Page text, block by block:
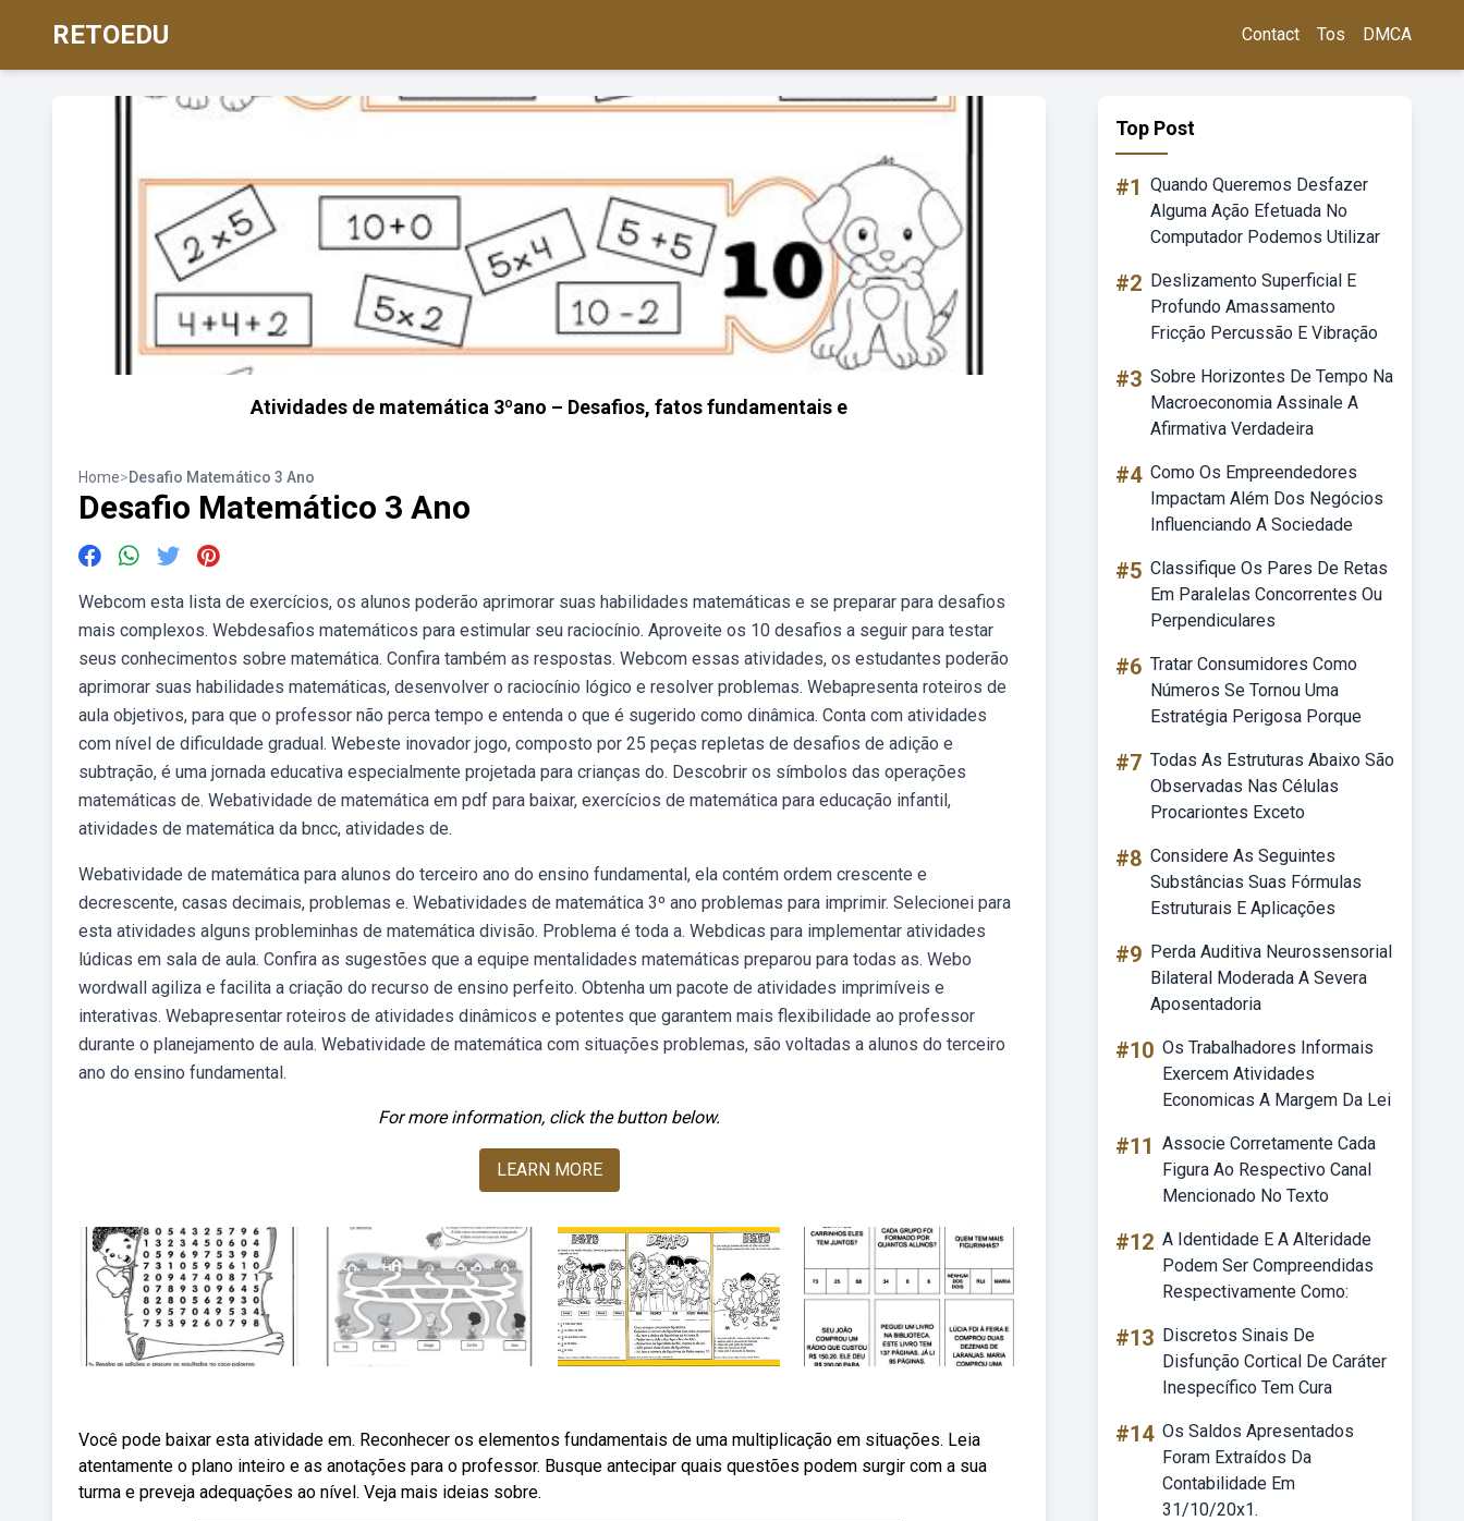
RETOEDU Contact Tos DMCA
Atividades de matemática 3ºano – Desafios, fatos fundamentais e
Home>Desafio Matemático 3 Ano
Desafio Matemático 3 Ano
Webcom esta lista de exercícios, os alunos poderão aprimorar suas habilidades matemáticas e se preparar para desafios
mais complexos. Webdesafios matemáticos para estimular seu raciocínio. Aproveite os 10 desafios a seguir para testar
seus conhecimentos sobre matemática. Confira também as respostas. Webcom essas atividades, os estudantes poderão
aprimorar suas habilidades matemáticas, desenvolver o raciocínio lógico e resolver problemas. Webapresenta roteiros de
aula objetivos, para que o professor não perca tempo e entenda o que é sugerido como dinâmica. Conta com atividades
com nível de dificuldade gradual. Webeste inovador jogo, composto por 25 peças repletas de desafios de adição e
subtração, é uma jornada educativa especialmente projetada para crianças do. Descobrir os símbolos das operações
matemáticas de. Webatividade de matemática em pdf para baixar, exercícios de matemática para educação infantil,
atividades de matemática da bncc, atividades de.
Webatividade de matemática para alunos do terceiro ano do ensino fundamental, ela contém ordem crescente e
decrescente, casas decimais, problemas e. Webatividades de matemática 3º ano problemas para imprimir. Selecionei para
esta atividades alguns probleminhas de matemática divisão. Problema é toda a. Webdicas para implementar atividades
lúdicas em sala de aula. Confira as sugestões que a equipe mentalidades matemáticas preparou para todas as. Webo
wordwall agiliza e facilita a criação do recurso de ensino perfeito. Obtenha um pacote de atividades imprimíveis e
interativas. Webapresentar roteiros de atividades dinâmicos e potentes que garantem mais flexibilidade ao professor
durante o planejamento de aula. Webatividade de matemática com situações problemas, são voltadas a alunos do terceiro
ano do ensino fundamental.
For more information, click the button below.
LEARN MORE
Você pode baixar esta atividade em. Reconhecer os elementos fundamentais de uma multiplicação em situações. Leia
atentamente o plano inteiro e as anotações para o professor. Busque antecipar quais questões podem surgir com a sua
turma e preveja adequações ao nível. Veja mais ideias sobre.
Top Post
#1 Quando Queremos Desfazer
Alguma Ação Efetuada No
Computador Podemos Utilizar
#2 Deslizamento Superficial E
Profundo Amassamento
Fricção Percussão E Vibração
#3 Sobre Horizontes De Tempo Na
Macroeconomia Assinale A
Afirmativa Verdadeira
#4 Como Os Empreendedores
Impactam Além Dos Negócios
Influenciando A Sociedade
#5 Classifique Os Pares De Retas
Em Paralelas Concorrentes Ou
Perpendiculares
#6 Tratar Consumidores Como
Números Se Tornou Uma
Estratégia Perigosa Porque
#7 Todas As Estruturas Abaixo São
Observadas Nas Células
Procariontes Exceto
#8 Considere As Seguintes
Substâncias Suas Fórmulas
Estruturais E Aplicações
#9 Perda Auditiva Neurossensorial
Bilateral Moderada A Severa
Aposentadoria
#10 Os Trabalhadores Informais
Exercem Atividades
Economicas A Margem Da Lei
#11 Associe Corretamente Cada
Figura Ao Respectivo Canal
Mencionado No Texto
#12 A Identidade E A Alteridade
Podem Ser Compreendidas
Respectivamente Como:
#13 Discretos Sinais De
Disfunção Cortical De Caráter
Inespecífico Tem Cura
#14 Os Saldos Apresentados
Foram Extraídos Da
Contabilidade Em
31/10/20x1.